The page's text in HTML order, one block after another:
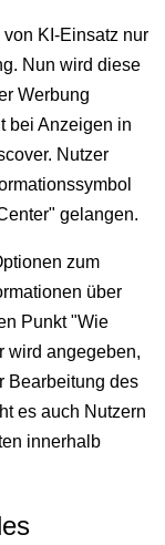
KI-Einsatz nur
Nun wird diese
Werbung
bei Anzeigen in
Nutzer
gelangen.
zum
über
Punkt "Wie
wird angegeben,
Bearbeitung des
es auch Nutzern
innerhalb